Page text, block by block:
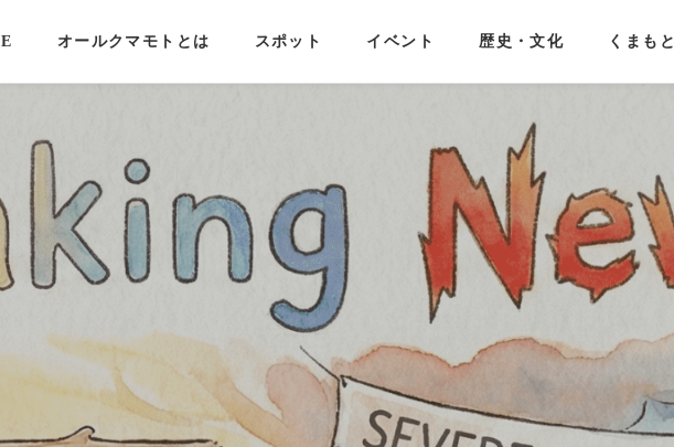
オールクマモトとは スポット イベント 歴史・文化 くまも